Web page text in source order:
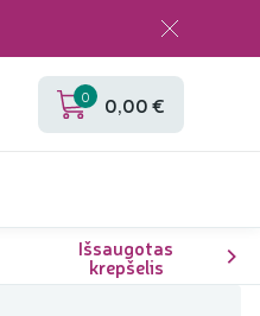
0 0,00 €
Išsaugotas
krepšelis